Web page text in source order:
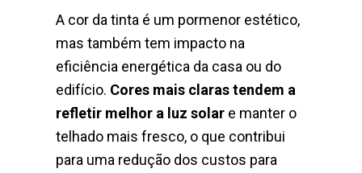
A cor da tinta é um pormenor estético,
mas também tem impacto na
eficiência energética da casa ou do
edifício. Cores mais claras tendem a
refletir melhor a luz solar e manter o
telhado mais fresco, o que contribui
para uma redução dos custos para